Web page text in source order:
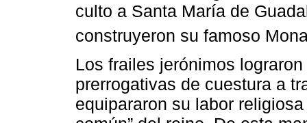
culto a Santa María de
construyeron su famoso
Los frailes jerónimos
prerrogativas de cuestura a
equipararon su labor